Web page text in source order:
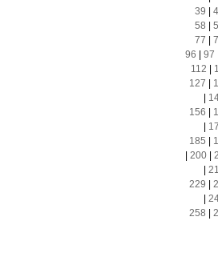
39
58
77
96
97
112
127
156
185
200|
229
258